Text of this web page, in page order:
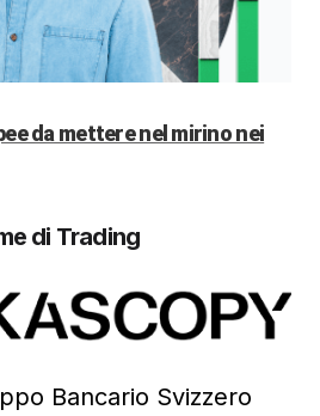
da mettere nel mirino nei
di Trading
Bancario Svizzero